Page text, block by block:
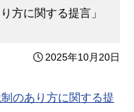
方に関する提言」
2025年10月20日
のあり方に関する提